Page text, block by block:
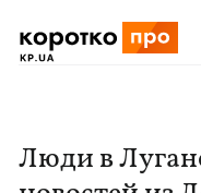
Люди в